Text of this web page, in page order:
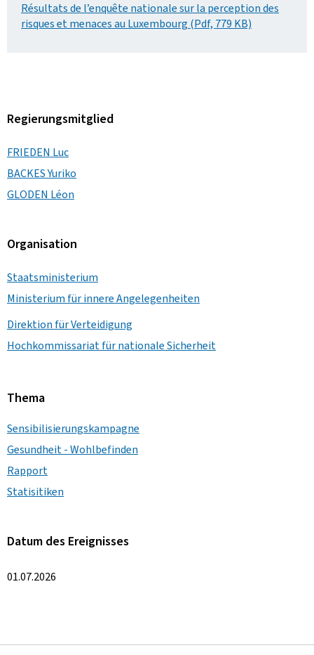
Résultats de l’enquête nationale sur la perception des
risques et menaces au Luxembourg (Pdf, 779 KB)
Regierungsmitglied
FRIEDEN Luc
BACKES Yuriko
GLODEN Léon
Organisation
Staatsministerium
Ministerium für innere Angelegenheiten
Direktion für Verteidigung
Hochkommissariat für nationale Sicherheit
Thema
Sensibilisierungskampagne
Gesundheit - Wohlbefinden
Rapport
Statisitiken
Datum des Ereignisses
01.07.2026